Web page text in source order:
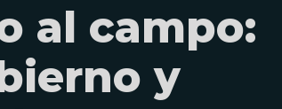
al campo:
y